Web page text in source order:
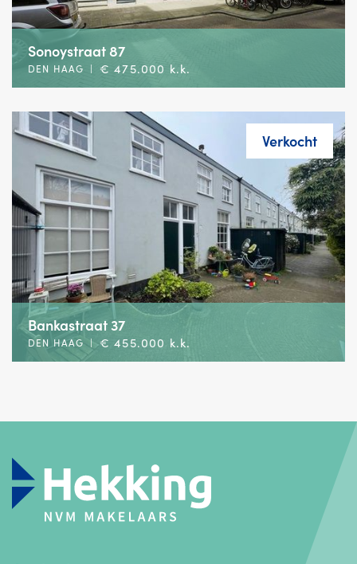
Sonoystraat 87
DEN HAAG | € 475.000 k.k.
Verkocht
Bankastraat 37
DEN HAAG | € 455.000 k.k.